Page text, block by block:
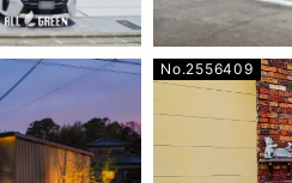
No.2556409